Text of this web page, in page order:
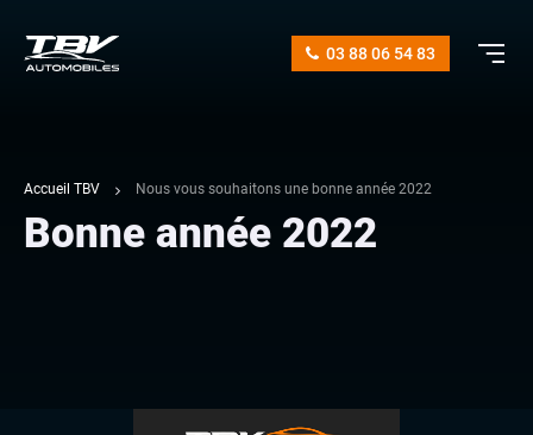
03 88 06 54 83
Accueil TBV Nous vous souhaitons une bonne année 2022
Bonne année 2022